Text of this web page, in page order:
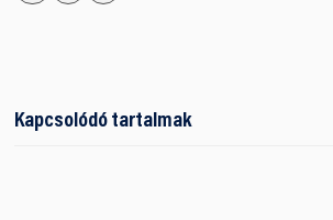
Kapcsolódó tartalmak